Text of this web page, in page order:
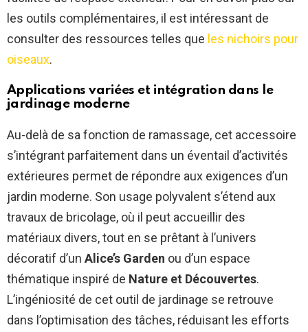
les outils complémentaires, il est intéressant de
consulter des ressources telles que les nichoirs pour
oiseaux.
Applications variées et intégration dans le
jardinage moderne
Au-delà de sa fonction de ramassage, cet accessoire
s’intégrant parfaitement dans un éventail d’activités
extérieures permet de répondre aux exigences d’un
jardin moderne. Son usage polyvalent s’étend aux
travaux de bricolage, où il peut accueillir des
matériaux divers, tout en se prêtant à l’univers
décoratif d’un Alice’s Garden ou d’un espace
thématique inspiré de Nature et Découvertes.
L’ingéniosité de cet outil de jardinage se retrouve
dans l’optimisation des tâches, réduisant les efforts